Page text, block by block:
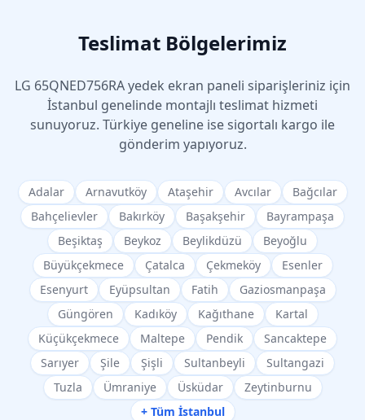
Teslimat Bölgelerimiz
LG 65QNED756RAyedek ekran paneli siparişleriniz için
İstanbul genelinde montajlı teslimat hizmeti
sunuyoruz. Türkiye geneline ise sigortalı kargo ile
gönderim yapıyoruz.
Adalar Arnavutköy Ataşehir Avcılar
Bağcılar
Bahçelievler
Bakırköy Başakşehir
Bayrampaşa
Beşiktaş
Beykoz Beylikdüzü
Beyoğlu
Büyükçekmece
Çatalca Çekmeköy
Esenler
Esenyurt
Eyüpsultan Fatih
Gaziosmanpaşa
Güngören
Kadıköy Kağıthane
Kartal
Küçükçekmece
Maltepe Pendik
Sancaktepe
Sarıyer
Şile Şişli Sultanbeyli
Sultangazi
Tuzla
Ümraniye Üsküdar
Zeytinburnu
+ Tüm İstanbul